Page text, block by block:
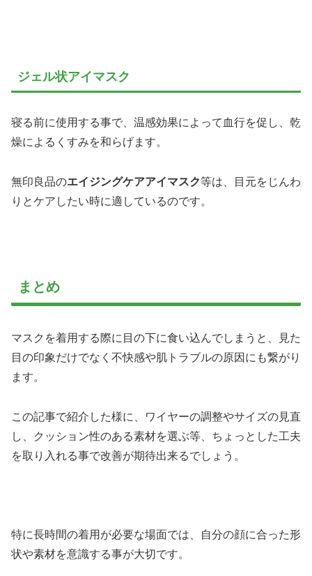
ジェル状アイマスク
寝る前に使用する事で、温感効果によって血行を促し、乾
燥によるくすみを和らげます。
無印良品のエイジングケアアイマスク等は、目元をじんわ
りとケアしたい時に適しているのです。
まとめ
マスクを着用する際に目の下に食い込んでしまうと、見た
目の印象だけでなく不快感や肌トラブルの原因にも繋がり
ます。
この記事で紹介した様に、ワイヤーの調整やサイズの見直
し、クッション性のある素材を選ぶ等、ちょっとした工夫
を取り入れる事で改善が期待出来るでしょう。
特に長時間の着用が必要な場面では、自分の顔に合った形
状や素材を意識する事が大切です。